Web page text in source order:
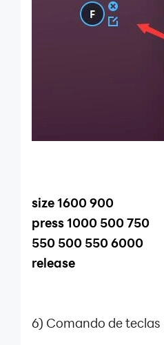
size 1600 900
press 1000 500 750
550 500 550 6000
release
6) Comando de teclas